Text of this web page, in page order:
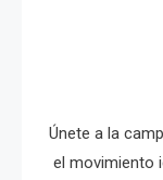
Únete a la
el movimiento